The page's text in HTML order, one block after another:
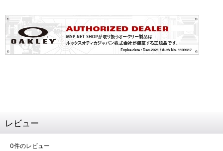
レビュー
0件のレビュー